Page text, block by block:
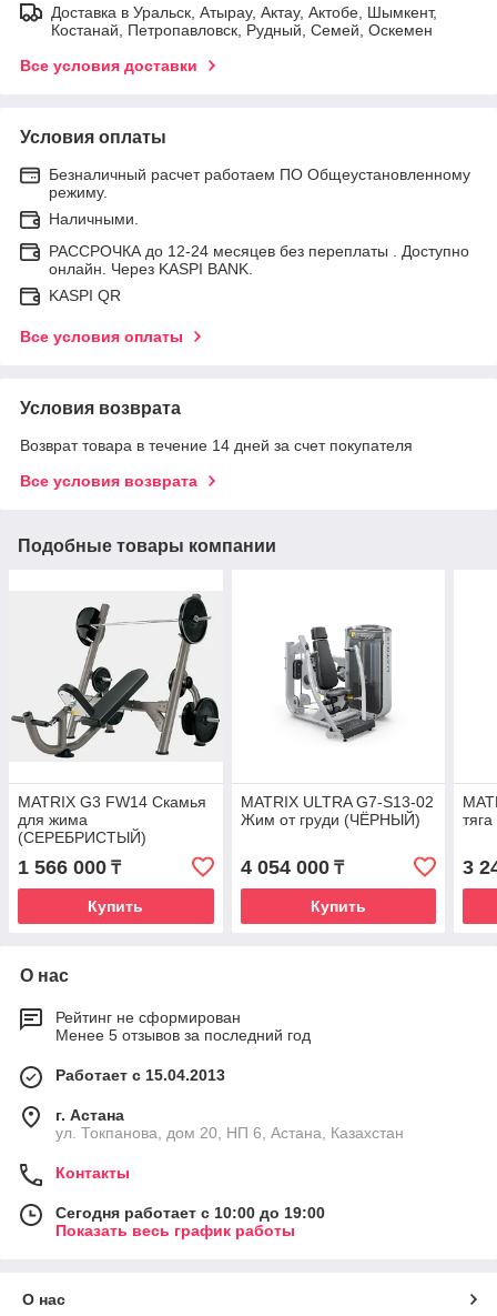
Доставка в Уральск, Атырау, Актау, Актобе, Шымкент,
Костанай, Петропавловск, Рудный, Семей, Оскемен
Все условия доставки
Условия оплаты
Безналичный расчет работаем ПО Общеустановленному
режиму.
Наличными.
РАССРОЧКА до 12-24 месяцев без переплаты . Доступно
онлайн. Через KASPI BANK.
KASPI QR
Все условия оплаты
Условия возврата
Возврат товара в течение 14 дней за счет покупателя
Все условия возврата
Подобные товары компании
MATRIX G3 FW14 Скамья
для жима
(СЕРЕБРИСТЫЙ)
1 566 000 ₸
Купить
MATRIX ULTRA G7-S13-02
Жим от груди (ЧЁРНЫЙ)
4 054 000₸
Купить
3
О нас
Рейтинг не сформирован
Менее 5 отзывов за последний год
Работает с 15.04.2013
г. Астана
ул. Токпанова, дом 20, НП 6, Астана, Казахстан
Контакты
Сегодня работает с 10:00 до 19:00
Показать весь график работы
О нас